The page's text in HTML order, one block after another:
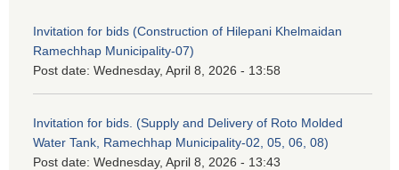
Invitation for bids (Construction of Hilepani Khelmaidan
Ramechhap Municipality-07)
Post date: Wednesday, April 8, 2026 - 13:58
Invitation for bids. (Supply and Delivery of Roto Molded
Water Tank, Ramechhap Municipality-02, 05, 06, 08)
Post date: Wednesday, April 8, 2026 - 13:43